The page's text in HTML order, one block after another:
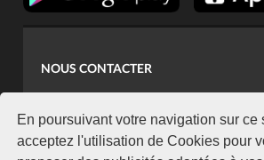
En poursuivant votre navigation sur ce
acceptez l'utilisation de Cookies pour
NOUS CONTACTER
koaci@yahoo.fr
+225 07 08 85 52 93